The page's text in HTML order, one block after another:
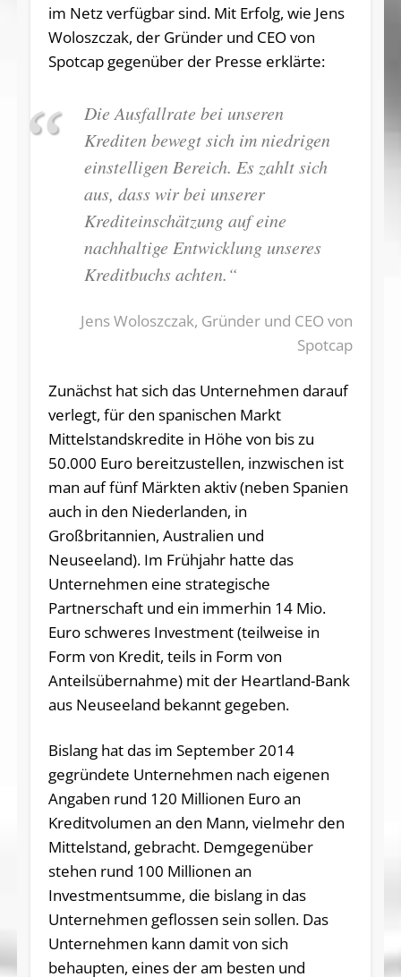
im Netz verfügbar sind. Mit Erfolg, wie Jens
Woloszczak, der Gründer und CEO von
Spotcap gegenüber der Presse erklärte:
Die Ausfallrate bei unseren
Krediten bewegt sich im niedrigen
einstelligen Bereich. Es zahlt sich
aus, dass wir bei unserer
Krediteinschätzung auf eine
nachhaltige Entwicklung unseres
Kreditbuchs achten.“
Jens Woloszczak, Gründer und CEO von
Spotcap
Zunächst hat sich das Unternehmen darauf
verlegt, für den spanischen Markt
Mittelstandskredite in Höhe von bis zu
50.000 Euro bereitzustellen, inzwischen ist
man auf fünf Märkten aktiv (neben Spanien
auch in den Niederlanden, in
Großbritannien, Australien und
Neuseeland). Im Frühjahr hatte das
Unternehmen eine strategische
Partnerschaft und ein immerhin 14 Mio.
Euro schweres Investment (teilweise in
Form von Kredit, teils in Form von
Anteilsübernahme) mit der Heartland-Bank
aus Neuseeland bekannt gegeben.
Bislang hat das im September 2014
gegründete Unternehmen nach eigenen
Angaben rund 120 Millionen Euro an
Kreditvolumen an den Mann, vielmehr den
Mittelstand, gebracht. Demgegenüber
stehen rund 100 Millionen an
Investmentsumme, die bislang in das
Unternehmen geflossen sein sollen. Das
Unternehmen kann damit von sich
behaupten, eines der am besten und